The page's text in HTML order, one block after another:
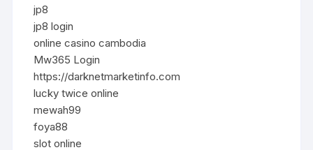
jp8
jp8 login
online casino cambodia
Mw365 Login
https://darknetmarketinfo.com
lucky twice online
mewah99
foya88
slot online